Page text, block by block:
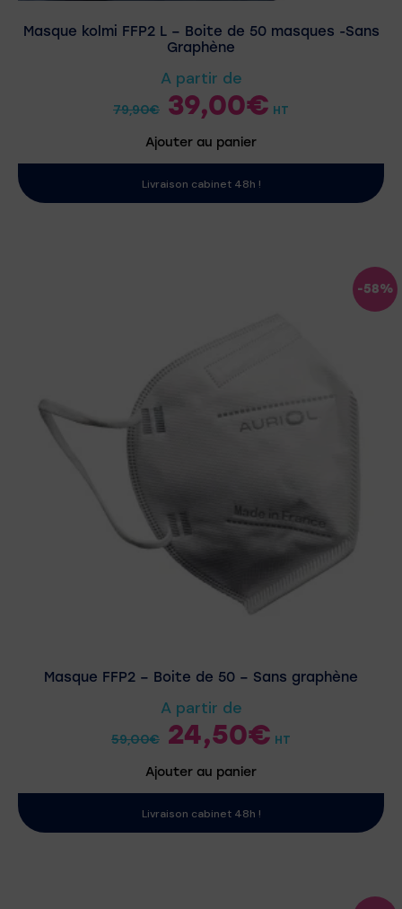
Masque kolmi FFP2 L – Boite de 50 masques -Sans
Graphène
A partir de
79,90€ 39,00€ HT
Ajouter au panier
Livraison cabinet 48h !
-58%
Masque FFP2 – Boite de 50 – Sans graphène
A partir de
59,00€ 24,50€ HT
Ajouter au panier
Livraison cabinet 48h !